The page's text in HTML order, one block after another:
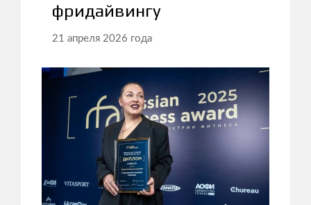
фридайвингу
21 апреля 2026 года